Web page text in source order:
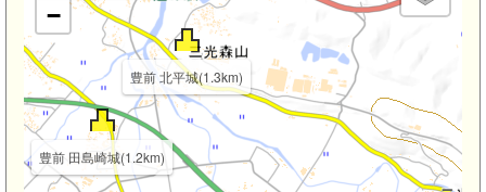
豊前 田島崎城(1.2km)
豊前 北平城(1.3km)
−